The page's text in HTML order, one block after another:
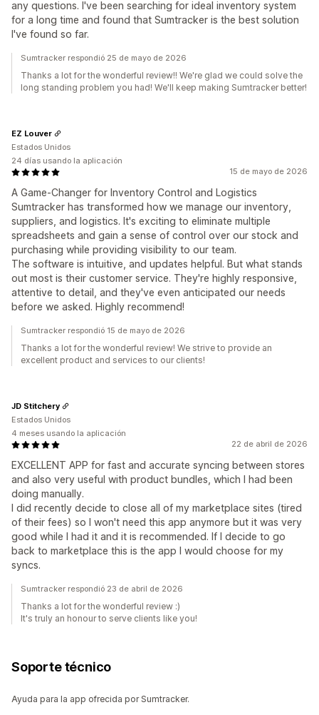
any questions. I've been searching for ideal inventory system
for a long time and found that Sumtracker is the best solution
I've found so far.
Sumtracker respondió 25 de mayo de 2026
Thanks a lot for the wonderful review!! We're glad we could solve the
long standing problem you had! We'll keep making Sumtracker better!
15 de mayo de 2026
A Game-Changer for Inventory Control and Logistics
Sumtracker has transformed how we manage our inventory,
suppliers, and logistics. It's exciting to eliminate multiple
spreadsheets and gain a sense of control over our stock and
purchasing while providing visibility to our team.
The software is intuitive, and updates helpful. But what stands
out most is their customer service. They're highly responsive,
attentive to detail, and they've even anticipated our needs
before we asked. Highly recommend!
EZ Louver
Estados Unidos
24 días usando la aplicación
Sumtracker respondió 15 de mayo de 2026
Thanks a lot for the wonderful review! We strive to provide an
excellent product and services to our clients!
22 de abril de 2026
EXCELLENT APP for fast and accurate syncing between stores
and also very useful with product bundles, which I had been
doing manually.
I did recently decide to close all of my marketplace sites (tired
of their fees) so I won't need this app anymore but it was very
good while I had it and it is recommended. If I decide to go
back to marketplace this is the app I would choose for my
syncs.
JD Stitchery
Estados Unidos
4 meses usando la aplicación
Sumtracker respondió 23 de abril de 2026
Thanks a lot for the wonderful review :)
It's truly an honour to serve clients like you!
Soporte técnico
Ayuda para la app ofrecida por Sumtracker.